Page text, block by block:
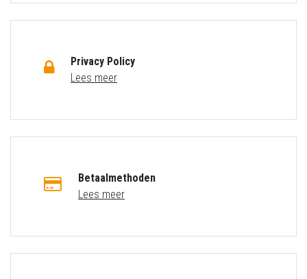
Privacy Policy
Lees meer
Betaalmethoden
Lees meer